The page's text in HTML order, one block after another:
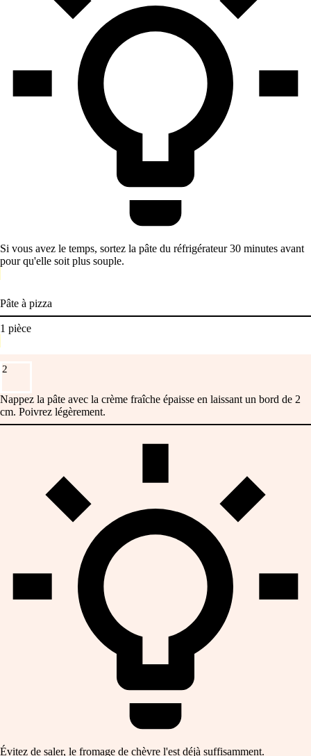
Si vous avez le temps, sortez la pâte du réfrigérateur 30 minutes avant
pour qu'elle soit plus souple.
Pâte à pizza
1 pièce
2
Nappez la pâte avec la crème fraîche épaisse en laissant un bord de 2
cm. Poivrez légèrement.
Évitez de saler, le fromage de chèvre l'est déjà suffisamment.